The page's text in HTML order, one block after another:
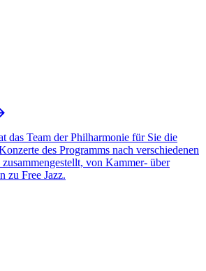
das Team der Philharmonie für Sie die
des Programms nach verschiedenen
von Kammer- über
zu Free Jazz.